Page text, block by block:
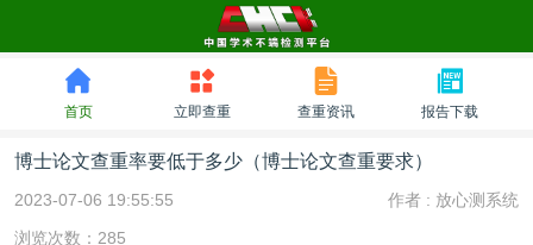
首页 立即查重 查重资讯 报告下载
博士论文查重率要低于多少（博士论文查重要求）
2023-07-06 19:55:55 作者 : 放心测系统
浏览次数：285